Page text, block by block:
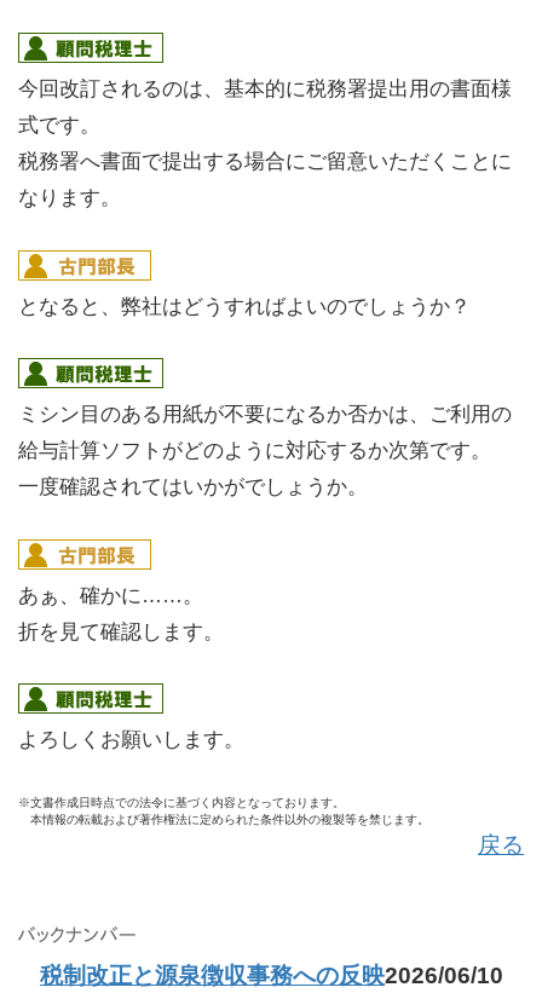
今回改訂されるのは、基本的に税務署提出用の書面様
式です。
税務署へ書面で提出する場合にご留意いただくことに
なります。
となると、弊社はどうすればよいのでしょうか？
ミシン目のある用紙が不要になるか否かは、ご利用の
給与計算ソフトがどのように対応するか次第です。
一度確認されてはいかがでしょうか。
あぁ、確かに……。
折を見て確認します。
よろしくお願いします。
※文書作成日時点での法令に基づく内容となっております。
本情報の転載および著作権法に定められた条件以外の複製等を禁じます。
戻る
税制改正と源泉徴収事務への反映2026/06/10